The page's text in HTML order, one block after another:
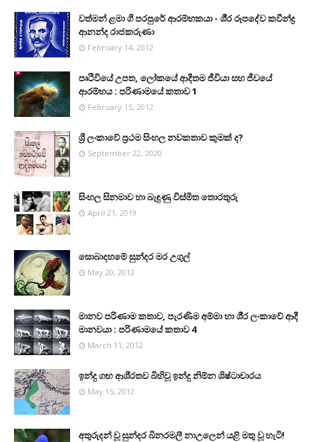
වත්මන් ළමා ගී පරපුරේ ආරම්භකයා - ශී‍්‍ර රූපදේව කවීන්ද්‍ර
ආනන්ද රාජකරුණා
February 14, 2012
පෘථිවියේ උපත, ලෝකයේ ආදීතම ජීවියා සහ ජීවයේ
ආරම්භය : පරිණාමයේ කතාව 1
February 15, 2012
ශ්‍රී ලංකාවේ ප්‍රථම සිංහල නවකතාව කුමක් ද?
September 22, 2020
සිංහල සිනමාව හා බැඳුණු විස්මිත තොරතුරු
April 21, 2019
සොබාදහමේ සුන්දර මර උගුල්
May 20, 2012
මානව පරිණාම කතාව, පැරණිම අම්මා හා ශී‍්‍ර ලංකාවේ ආදී
මානවයා : පරිණාමයේ කතාව 4
March 11, 2012
ඉන්දු ගඟ ආශි‍්‍රතව බිහිවූ ඉන්දු නිම්න ශිෂ්ටාචාරය
May 15, 2012
අතුරුදන් වූ සුන්දර බිනරමලී නාඋ‍ලෙන් යළි මතු වූ හැටි!